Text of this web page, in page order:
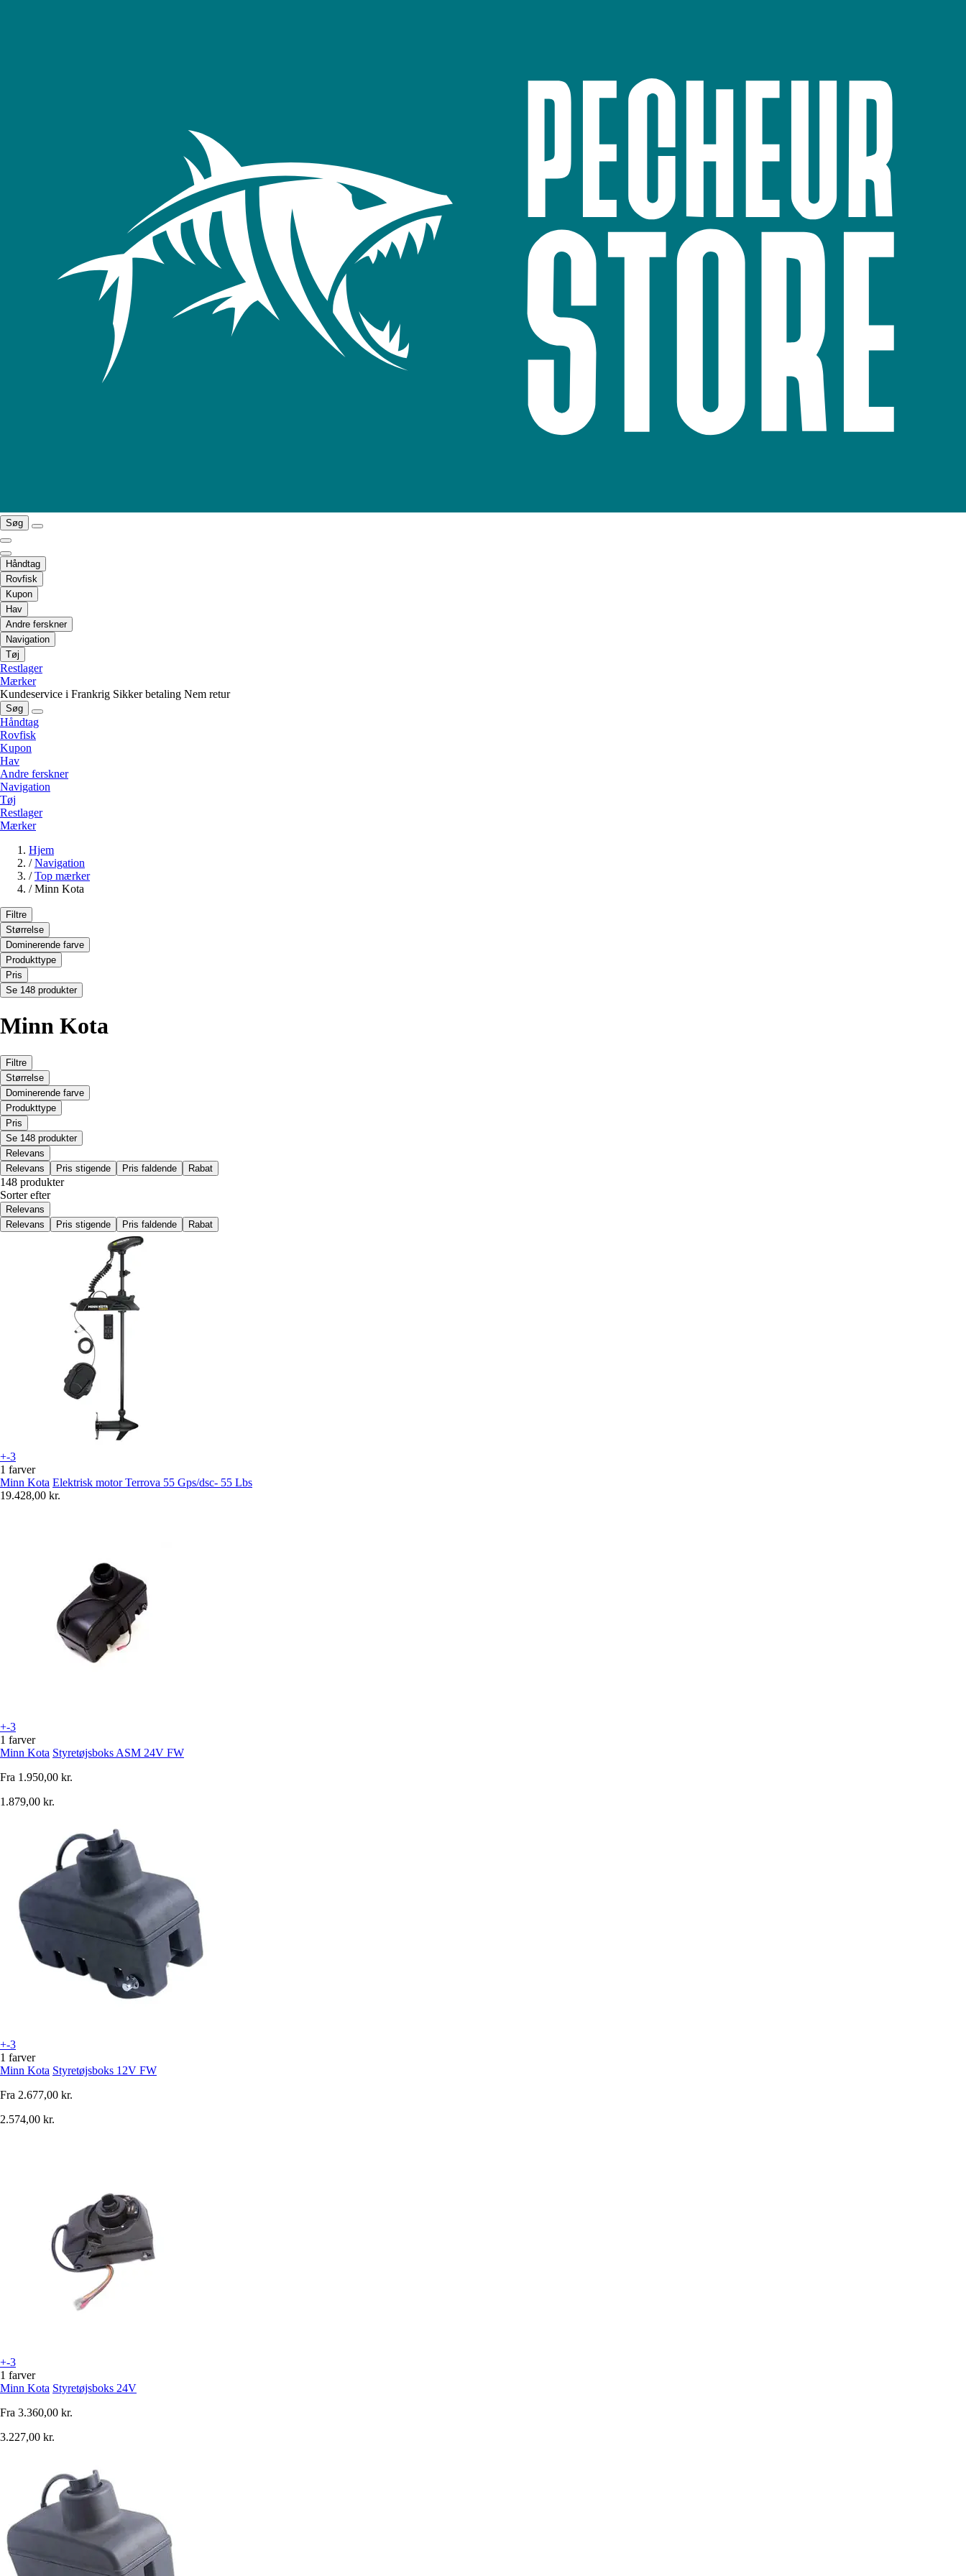
Søg
Håndtag
Rovfisk
Kupon
Hav
Andre ferskner
Navigation
Tøj
Restlager
Mærker
Kundeservice i Frankrig Sikker betaling Nem retur
Søg
Håndtag
Rovfisk
Kupon
Hav
Andre ferskner
Navigation
Tøj
Restlager
Mærker
Hjem
/ Navigation
/ Top mærker
/ Minn Kota
Filtre
Størrelse
Dominerende farve
Produkttype
Pris
Se 148 produkter
Minn Kota
Filtre
Størrelse
Dominerende farve
Produkttype
Pris
Se 148 produkter
Relevans
Relevans
Pris stigende Pris faldende Rabat
148 produkter
Sorter efter
Relevans
Relevans
Pris stigende Pris faldende Rabat
+-3
1 farver
Minn Kota Elektrisk motor Terrova 55 Gps/dsc- 55 Lbs
19.428,00 kr.
+-3
1 farver
Minn Kota Styretøjsboks ASM 24V FW
Fra 1.950,00 kr.
1.879,00 kr.
+-3
1 farver
Minn Kota Styretøjsboks 12V FW
Fra 2.677,00 kr.
2.574,00 kr.
+-3
1 farver
Minn Kota Styretøjsboks 24V
Fra 3.360,00 kr.
3.227,00 kr.